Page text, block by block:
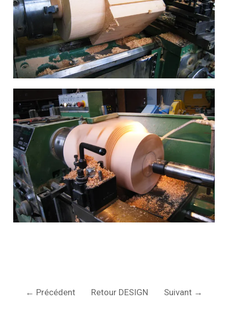
← Précédent Retour DESIGN Suivant →